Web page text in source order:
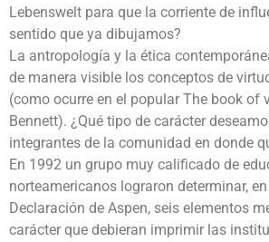
Lebenswelt para que la corriente de
sentido que ya dibujamos?
La antropología y la ética
de manera visible los conceptos de
(como ocurre en el popular The book of
Bennett). ¿Qué tipo de carácter
integrantes de la comunidad en donde
En 1992 un grupo muy calificado de
norteamericanos lograron determinar,
Declaración de Aspen, seis elementos
carácter que debieran imprimir las